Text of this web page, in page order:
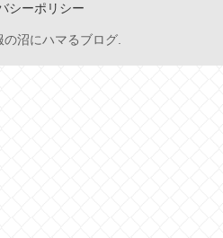
シーポリシー
沼にハマるブログ.